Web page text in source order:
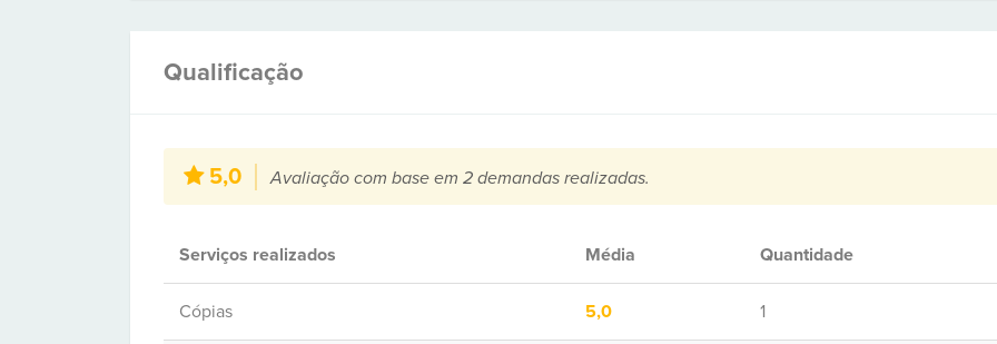
Qualificação
5,0 Avaliação com base em 2 demandas realizadas.
Serviços realizados Média Quantidade
Cópias 5,0 1